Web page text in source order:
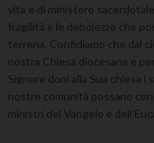
vita e di ministero
fragilità e le debolezze che
terrena. Confidiamo che dal
nostra Chiesa diocesana e
Signore doni alla Sua chiesa
nostre comunità possano
ministri del Vangelo e